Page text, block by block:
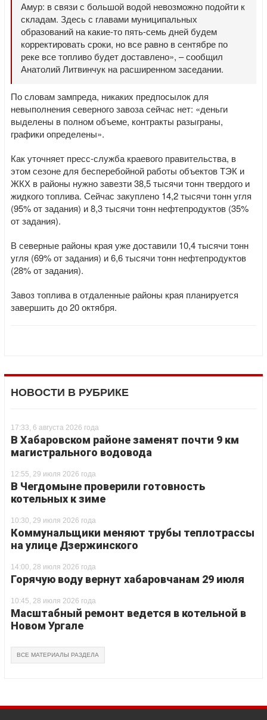
Амур: в связи с большой водой невозможно подойти к
складам. Здесь с главами муниципальных
образований на какие-то пять-семь дней будем
корректировать сроки, но все равно в сентябре по
реке все топливо будет доставлено», – сообщил
Анатолий Литвинчук на расширенном заседании.
По словам зампреда, никаких предпосылок для
невыполнения северного завоза сейчас нет: «деньги
выделены в полном объеме, контракты разыграны,
графики определены».
Как уточняет пресс-служба краевого правительства, в
этом сезоне для бесперебойной работы объектов ТЭК и
ЖКХ в районы нужно завезти 38,5 тысячи тонн твердого и
жидкого топлива. Сейчас закуплено 14,2 тысячи тонн угля
(95% от задания) и 8,3 тысячи тонн нефтепродуктов (35%
от задания).
В северные районы края уже доставили 10,4 тысячи тонн
угля (69% от задания) и 6,6 тысячи тонн нефтепродуктов
(28% от задания).
Завоз топлива в отдаленные районы края планируется
завершить до 20 октября.
НОВОСТИ В РУБРИКЕ
17:33, 6 августа 2026 года
В Хабаровском районе заменят почти 9 км
магистрального водовода
12:55, 29 июля 2026 года
В Чегдомыне проверили готовность
котельных к зиме
10:30, 29 июля 2026 года
Коммунальщики меняют трубы теплотрассы
на улице Дзержинского
14:00, 28 июля 2026 года
Горячую воду вернут хабаровчанам 29 июля
10:45, 28 июля 2026 года
Масштабный ремонт ведется в котельной в
Новом Ургале
ВСЕ МАТЕРИАЛЫ РАЗДЕЛА